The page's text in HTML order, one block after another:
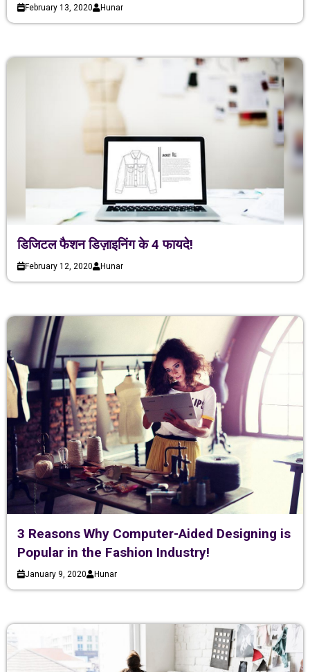
February 13, 2020 Hunar
डिजिटल फैशन डिज़ाइनिंग के 4 फायदे!
February 12, 2020 Hunar
3 Reasons Why Computer-Aided Designing is
Popular in the Fashion Industry!
January 9, 2020 Hunar